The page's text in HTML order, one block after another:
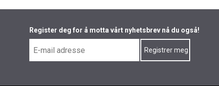
Register deg for å motta vårt nyhetsbrev nå du også!